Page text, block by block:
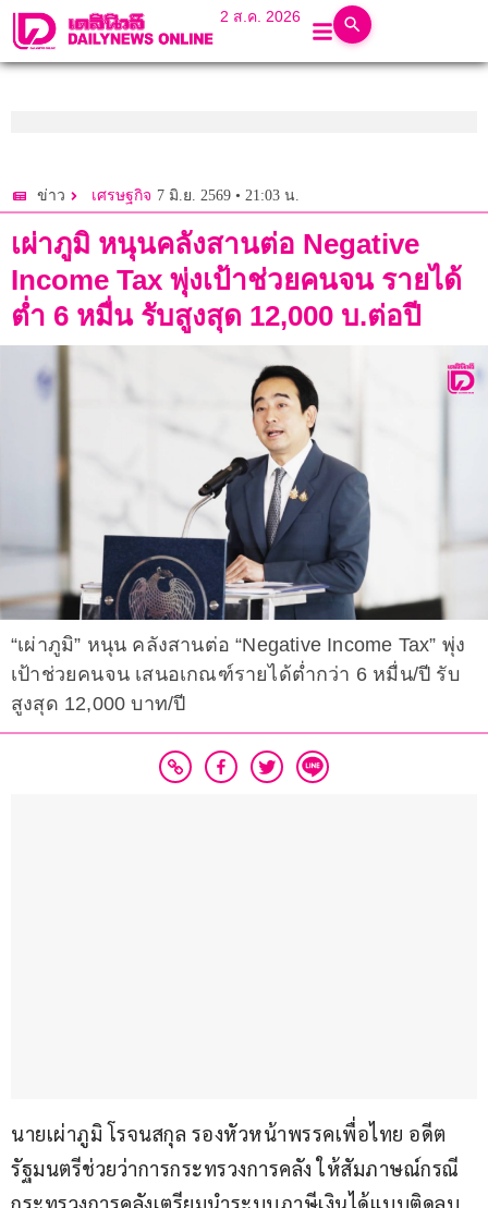
2 ส.ค. 2026
ข่าว เศรษฐกิจ 7 มิ.ย. 2569 • 21:03 น.
เผ่าภูมิ หนุนคลังสานต่อ Negative
Income Tax พุ่งเป้าช่วยคนจน รายได้
ต่ำ 6 หมื่น รับสูงสุด 12,000 บ.ต่อปี
“เผ่าภูมิ” หนุน คลังสานต่อ “Negative Income Tax” พุ่ง
เป้าช่วยคนจน เสนอเกณฑ์รายได้ต่ำกว่า 6 หมื่น/ปี รับ
สูงสุด 12,000 บาท/ปี
นายเผ่าภูมิ โรจนสกุล รองหัวหน้าพรรคเพื่อไทย อดีต
รัฐมนตรีช่วยว่าการกระทรวงการคลัง ให้สัมภาษณ์กรณี